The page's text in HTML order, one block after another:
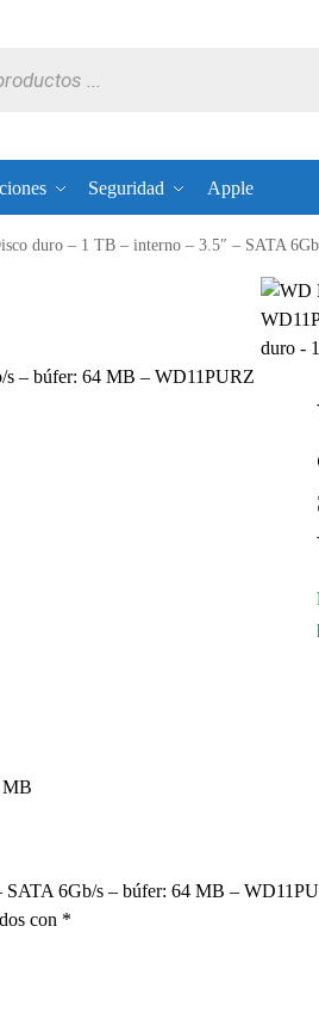
Seguridad Apple
duro – 1 TB – interno – 3.5″ – SATA
– búfer: 64 MB – WD11PURZ
MB
SATA 6Gb/s – búfer: 64 MB –
con *